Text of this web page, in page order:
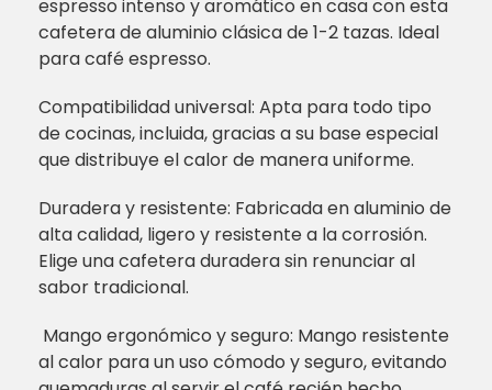
espresso intenso y aromático en casa con esta
cafetera de aluminio clásica de 1-2 tazas. Ideal
para café espresso.
Compatibilidad universal: Apta para todo tipo
de cocinas, incluida, gracias a su base especial
que distribuye el calor de manera uniforme.
Duradera y resistente: Fabricada en aluminio de
alta calidad, ligero y resistente a la corrosión.
Elige una cafetera duradera sin renunciar al
sabor tradicional.
️ Mango ergonómico y seguro: Mango resistente
al calor para un uso cómodo y seguro, evitando